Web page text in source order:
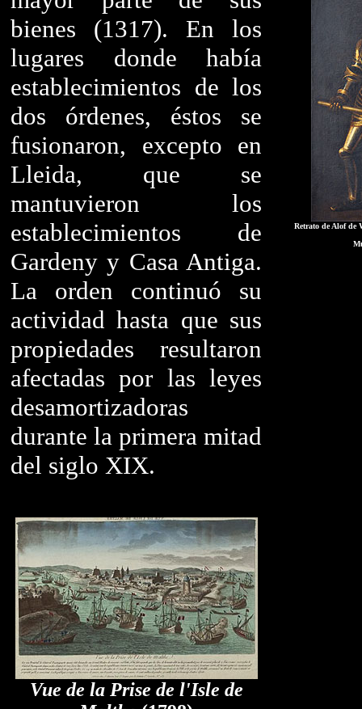
bienes (1317). En los
lugares donde había
establecimientos de los
dos órdenes, éstos se
fusionaron, excepto en
Lleida, que se
mantuvieron los
establecimientos de
Gardeny y Casa Antiga.
La orden continuó su
actividad hasta que sus
propiedades resultaron
afectadas por las leyes
desamortizadoras
durante la primera mitad
del siglo XIX.
Retrato de Alof de
Vue de la Prise de l'Isle de